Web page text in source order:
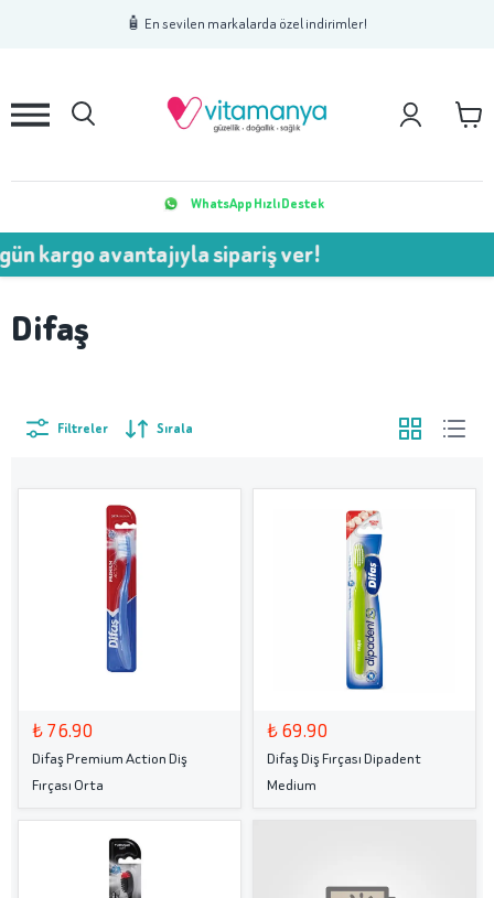
🧴 En sevilen markalarda özel indirimler!
2 3
WhatsApp Hızlı Destek
kargo avantajıyla sipariş ver!
Difaş
Filtreler Sırala
₺ 76.90
Difaş Premium Action Diş
Fırçası Orta
₺ 69.90
Difaş Diş Fırçası Dipadent
Medium